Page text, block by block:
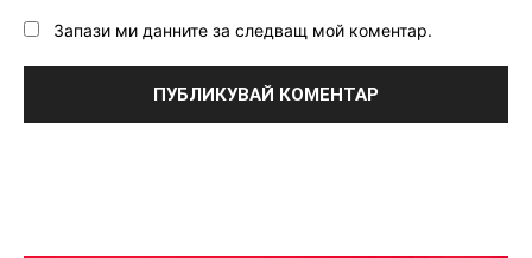
Запази ми данните за следващ мой коментар.